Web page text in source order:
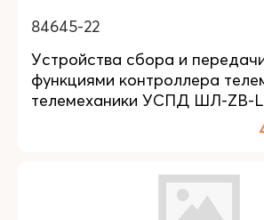
84645-22
Устройства сбора и
функциями контроллера
телемеханики УСПД ШЛ-ZB-L